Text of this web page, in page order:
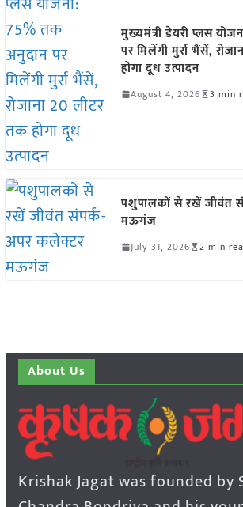
मुख्यमंत्री डेयरी प्लस
पर मिलेंगी मुर्रा भैंसें,
होगा दूध उत्पादन
August 4, 2026 3 min
पशुपालकों से रखें जीवंत
मऊगंज
July 31, 2026 2 min
About Us
Krishak Jagat was founded by